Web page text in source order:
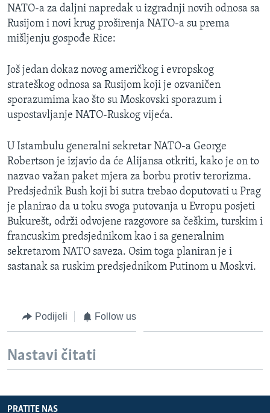
NATO-a za daljni napredak u izgradnji novih odnosa sa
Rusijom i novi krug proširenja NATO-a su prema
mišljenju gospođe Rice:
Još jedan dokaz novog američkog i evropskog
strateškog odnosa sa Rusijom koji je ozvaničen
sporazumima kao što su Moskovski sporazum i
uspostavljanje NATO-Ruskog vijeća.
U Istambulu generalni sekretar NATO-a George
Robertson je izjavio da će Alijansa otkriti, kako je on to
nazvao važan paket mjera za borbu protiv terorizma.
Predsjednik Bush koji bi sutra trebao doputovati u Prag
je planirao da u toku svoga putovanja u Evropu posjeti
Bukurešt, održi odvojene razgovore sa češkim, turskim i
francuskim predsjednikom kao i sa generalnim
sekretarom NATO saveza. Osim toga planiran je i
sastanak sa ruskim predsjednikom Putinom u Moskvi.
Podijeli Follow us
Nastavi čitati
PRATITE NAS